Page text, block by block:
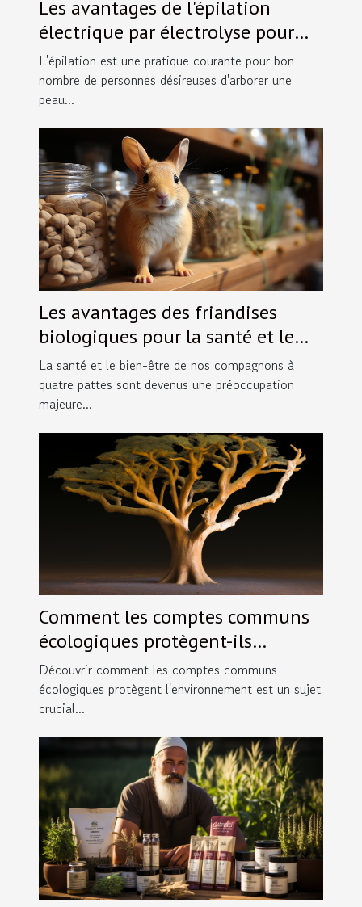
Les avantages de l'épilation
électrique par électrolyse pour
une solution durable
L'épilation est une pratique courante pour bon
nombre de personnes désireuses d'arborer une
peau...
Les avantages des friandises
biologiques pour la santé et le
bien-être des rongeurs de
compagnie
La santé et le bien-être de nos compagnons à
quatre pattes sont devenus une préoccupation
majeure...
Comment les comptes communs
écologiques protègent-ils
l'environnement ?
Découvrir comment les comptes communs
écologiques protègent l'environnement est un sujet
crucial...